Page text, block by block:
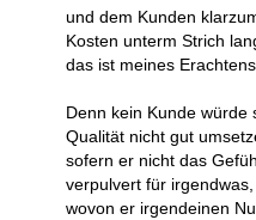
und dem Kunden
Kosten unterm Strich
das ist meines
Denn kein Kunde
Qualität nicht gut
sofern er nicht das
verpulvert für
wovon er irgendeinen